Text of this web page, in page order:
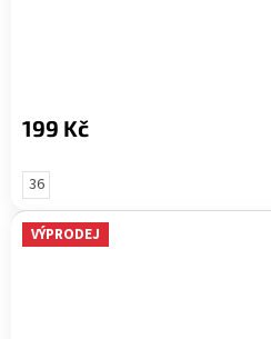
199 Kč
36
VÝPRODEJ